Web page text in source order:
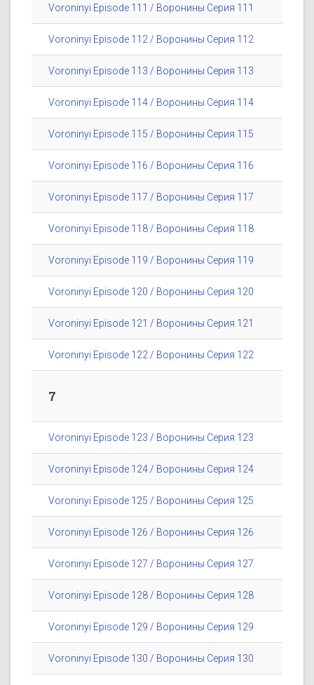
Voroninyi Episode 111 / Воронины Серия 111
Voroninyi Episode 112 / Воронины Серия 112
Voroninyi Episode 113 / Воронины Серия 113
Voroninyi Episode 114 / Воронины Серия 114
Voroninyi Episode 115 / Воронины Серия 115
Voroninyi Episode 116 / Воронины Серия 116
Voroninyi Episode 117 / Воронины Серия 117
Voroninyi Episode 118 / Воронины Серия 118
Voroninyi Episode 119 / Воронины Серия 119
Voroninyi Episode 120 / Воронины Серия 120
Voroninyi Episode 121 / Воронины Серия 121
Voroninyi Episode 122 / Воронины Серия 122
7
Voroninyi Episode 123 / Воронины Серия 123
Voroninyi Episode 124 / Воронины Серия 124
Voroninyi Episode 125 / Воронины Серия 125
Voroninyi Episode 126 / Воронины Серия 126
Voroninyi Episode 127 / Воронины Серия 127
Voroninyi Episode 128 / Воронины Серия 128
Voroninyi Episode 129 / Воронины Серия 129
Voroninyi Episode 130 / Воронины Серия 130